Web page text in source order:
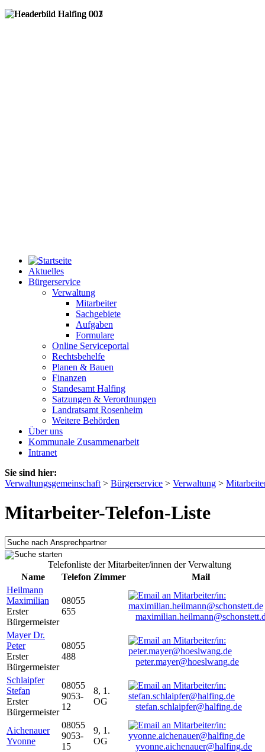
Aktuelles
Bürgerservice
Verwaltung
Mitarbeiter
Sachgebiete
Aufgaben
Formulare
Online Serviceportal
Rechtsbehelfe
Planen & Bauen
Finanzen
Standesamt Halfing
Satzungen & Verordnungen
Landratsamt Rosenheim
Weitere Behörden
Über uns
Kommunale Zusammenarbeit
Intranet
Sie sind hier:
Verwaltungsgemeinschaft > Bürgerservice > Verwaltung >
Mitarbeiter-Telefon-Liste
Telefonliste der Mitarbeiter/innen der Verwaltung
Name
Telefon Zimmer
Mail
Heilmann
Maximilian
Erster
Bürgermeister
08055
655
Mayer Dr.
Peter
Erster
Bürgermeister
08055
488
peter.mayer@hoeslwang.de
Schlaipfer
Stefan
Erster
Bürgermeister
08055
9053-
12
8, 1.
OG
stefan.schlaipfer@halfing.de
Aichenauer
Yvonne
08055
9053-
15
9, 1.
OG
yvonne.aichenauer@halfing.de